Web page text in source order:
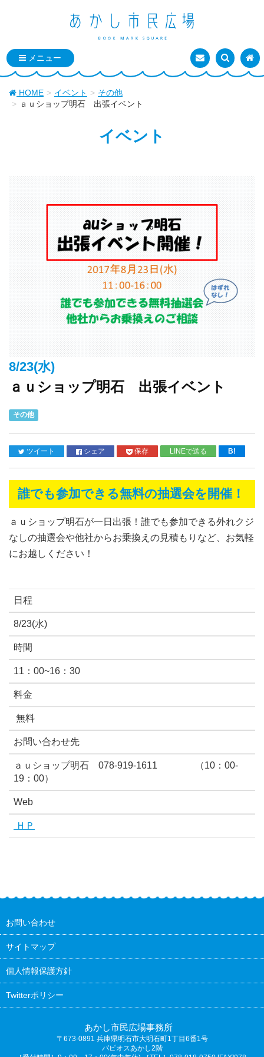
お問い合わせ
検索を表
ト
HOME イベント
その他
ａｕショップ明石 出張イベント
イベント
8/23(水)
ａｕショップ明石 出張イベント
その他
ツイート シェア 保存 LINEで送る B!
誰でも参加できる無料の抽選会を開催！
ａｕショップ明石が一日出張！誰でも参加できる外れクジ
なしの抽選会や他社からお乗換えの見積もりなど、お気軽
にお越しください！
日程
8/23(水)
時間
11：00~16：30
料金
無料
お問い合わせ先
ａｕショップ明石 078-919-1611 （10：00-
19：00）
Web
ＨＰ
お問い合わせ
サイトマップ
個人情報保護方針
Twitterポリシー
あかし市民広場事務所
〒673-0891 兵庫県明石市大明石町1丁目6番1号
パピオスあかし2階